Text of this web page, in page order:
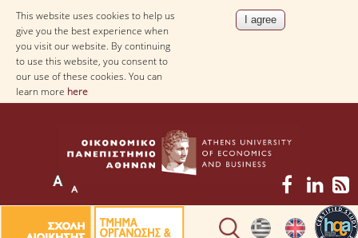
This website uses cookies to help us
give you the best experience when
you visit our website. By continuing
to use this website, you consent to
our use of these cookies. You can
learn more here